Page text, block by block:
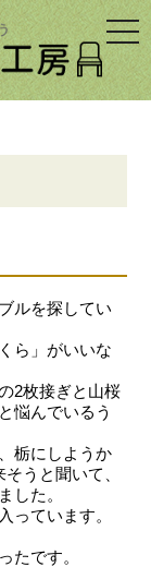
ルを探してい
ら」がいいな
2枚接ぎと山桜
悩んでいるう
栃にしようか
うと聞いて、
した。
っています。
たです。